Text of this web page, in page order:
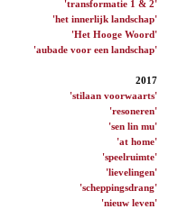
'transformatie 1 & 2'
'het innerlijk landschap'
'Het Hooge Woord'
'aubade voor een landschap'
2017
'stilaan voorwaarts'
'resoneren'
'sen lin mu'
'at home'
'speelruimte'
'lievelingen'
'scheppingsdrang'
'nieuw leven'